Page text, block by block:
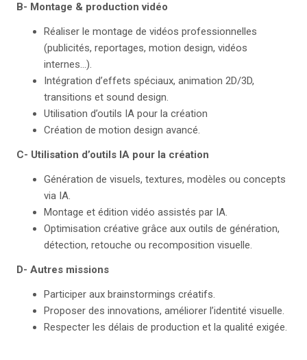
B- Montage & production vidéo
Réaliser le montage de vidéos professionnelles
(publicités, reportages, motion design, vidéos
internes…).
Intégration d’effets spéciaux, animation 2D/3D,
transitions et sound design.
Utilisation d’outils IA pour la création
Création de motion design avancé.
C- Utilisation d’outils IA pour la création
Génération de visuels, textures, modèles ou concepts
via IA.
Montage et édition vidéo assistés par IA.
Optimisation créative grâce aux outils de génération,
détection, retouche ou recomposition visuelle.
D- Autres missions
Participer aux brainstormings créatifs.
Proposer des innovations, améliorer l’identité visuelle.
Respecter les délais de production et la qualité exigée.